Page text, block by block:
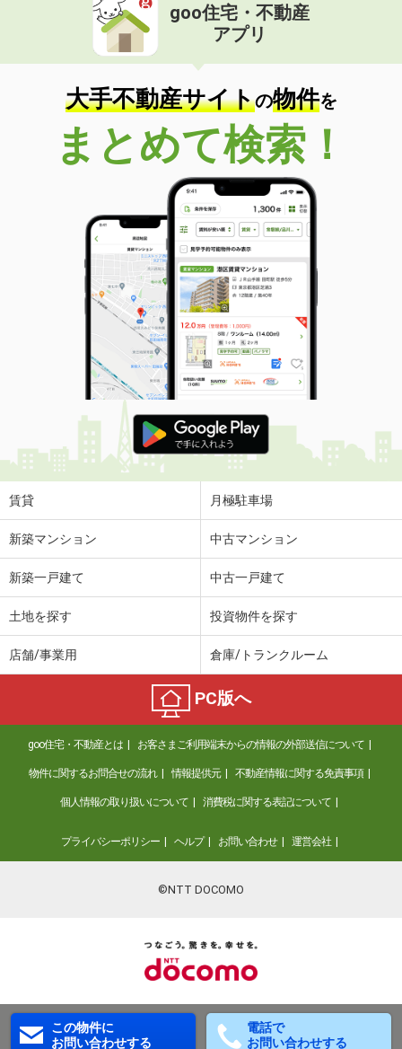
goo住宅・不動産
アプリ
大手不動産サイトの物件を
まとめて検索！
賃貸 月極駐車場
新築マンション 中古マンション
新築一戸建て 中古一戸建て
土地を探す 投資物件を探す
店舗/事業用 倉庫/トランクルーム
PC版へ
goo住宅・不動産とは お客さまご利用端末からの情報の外部送信について
物件に関するお問合せの流れ 情報提供元 不動産情報に関する免責事項
個人情報の取り扱いについて 消費税に関する表記について
プライバシーポリシー ヘルプ お問い合わせ 運営会社
©NTT DOCOMO
この物件に
お問い合わせする
電話で
お問い合わせする